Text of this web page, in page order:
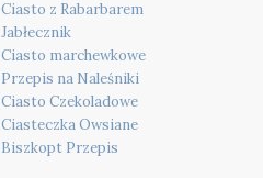
Ciasto z Rabarbarem
Jabłecznik
Ciasto marchewkowe
Przepis na Naleśniki
Ciasto Czekoladowe
Ciasteczka Owsiane
Biszkopt Przepis